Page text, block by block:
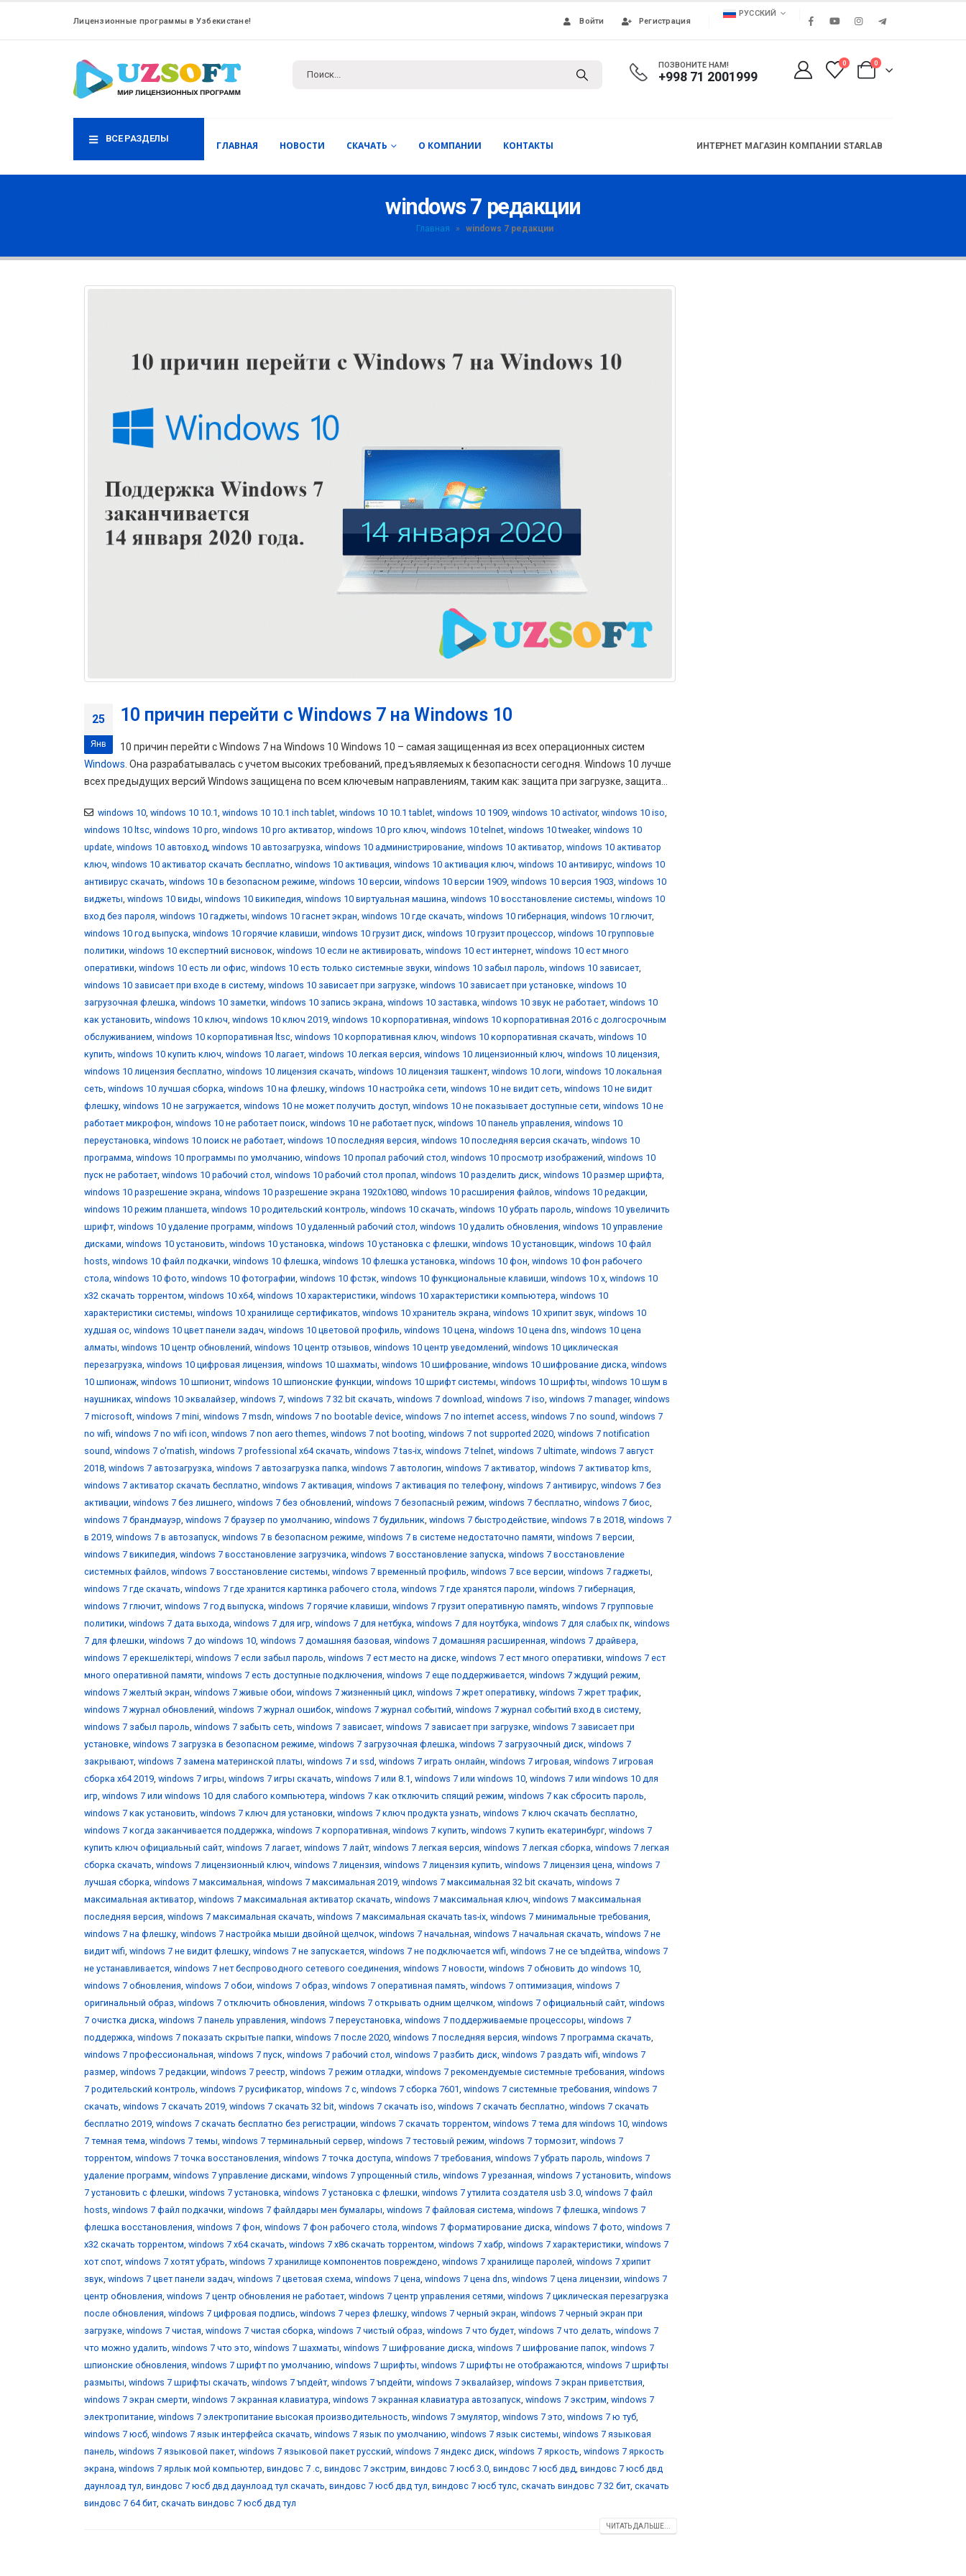
Лицензионные программы в Узбекистане! Войти Регистрация
РУССКИЙ
ПОЗВОНИТЕ НАМ!
+998 71 2001999
0 0
ВСЕ РАЗДЕЛЫ
ГЛАВНАЯ НОВОСТИ СКАЧАТЬ О КОМПАНИИ КОНТАКТЫ ИНТЕРНЕТ МАГАЗИН КОМПАНИИ STARLAB
windows 7 редакции
Главная » windows 7 редакции
25
Янв
10 причин перейти с Windows 7 на Windows 10
10 причин перейти с Windows 7 на Windows 10 Windows 10 – самая защищенная из всех операционных систем
Windows . Она разрабатывалась с учетом высоких требований, предъявляемых к безопасности сегодня. Windows 10 лучше
всех предыдущих версий Windows защищена по всем ключевым направлениям, таким как: защита при загрузке, защита...
windows 10, windows 10 10.1, windows 10 10.1 inch tablet, windows 10 10.1 tablet, windows 10 1909, windows 10 activator, windows 10 iso,
windows 10 ltsc, windows 10 pro, windows 10 pro активатор, windows 10 pro ключ, windows 10 telnet, windows 10 tweaker, windows 10
update, windows 10 автовход, windows 10 автозагрузка, windows 10 администрирование, windows 10 активатор, windows 10 активатор
ключ, windows 10 активатор скачать бесплатно, windows 10 активация, windows 10 активация ключ, windows 10 антивирус, windows 10
антивирус скачать, windows 10 в безопасном режиме, windows 10 версии, windows 10 версии 1909, windows 10 версия 1903, windows 10
виджеты, windows 10 виды, windows 10 википедия, windows 10 виртуальная машина, windows 10 восстановление системы, windows 10
вход без пароля, windows 10 гаджеты, windows 10 гаснет экран, windows 10 где скачать, windows 10 гибернация, windows 10 глючит,
windows 10 год выпуска, windows 10 горячие клавиши, windows 10 грузит диск, windows 10 грузит процессор, windows 10 групповые
политики, windows 10 експертний висновок, windows 10 если не активировать, windows 10 ест интернет, windows 10 ест много
оперативки, windows 10 есть ли офис, windows 10 есть только системные звуки, windows 10 забыл пароль, windows 10 зависает,
windows 10 зависает при входе в систему, windows 10 зависает при загрузке, windows 10 зависает при установке, windows 10
загрузочная флешка, windows 10 заметки, windows 10 запись экрана, windows 10 заставка, windows 10 звук не работает, windows 10
как установить, windows 10 ключ, windows 10 ключ 2019, windows 10 корпоративная, windows 10 корпоративная 2016 с долгосрочным
обслуживанием, windows 10 корпоративная ltsc, windows 10 корпоративная ключ, windows 10 корпоративная скачать, windows 10
купить, windows 10 купить ключ, windows 10 лагает, windows 10 легкая версия, windows 10 лицензионный ключ, windows 10 лицензия,
windows 10 лицензия бесплатно, windows 10 лицензия скачать, windows 10 лицензия ташкент, windows 10 логи, windows 10 локальная
сеть, windows 10 лучшая сборка, windows 10 на флешку, windows 10 настройка сети, windows 10 не видит сеть, windows 10 не видит
флешку, windows 10 не загружается, windows 10 не может получить доступ, windows 10 не показывает доступные сети, windows 10 не
работает микрофон, windows 10 не работает поиск, windows 10 не работает пуск, windows 10 панель управления, windows 10
переустановка, windows 10 поиск не работает, windows 10 последняя версия, windows 10 последняя версия скачать, windows 10
программа, windows 10 программы по умолчанию, windows 10 пропал рабочий стол, windows 10 просмотр изображений, windows 10
пуск не работает, windows 10 рабочий стол, windows 10 рабочий стол пропал, windows 10 разделить диск, windows 10 размер шрифта,
windows 10 разрешение экрана, windows 10 разрешение экрана 1920x1080, windows 10 расширения файлов, windows 10 редакции,
windows 10 режим планшета, windows 10 родительский контроль, windows 10 скачать, windows 10 убрать пароль, windows 10 увеличить
шрифт, windows 10 удаление программ, windows 10 удаленный рабочий стол, windows 10 удалить обновления, windows 10 управление
дисками, windows 10 установить, windows 10 установка, windows 10 установка с флешки, windows 10 установщик, windows 10 файл
hosts, windows 10 файл подкачки, windows 10 флешка, windows 10 флешка установка, windows 10 фон, windows 10 фон рабочего
стола, windows 10 фото, windows 10 фотографии, windows 10 фстэк, windows 10 функциональные клавиши, windows 10 х, windows 10
х32 скачать торрентом, windows 10 х64, windows 10 характеристики, windows 10 характеристики компьютера, windows 10
характеристики системы, windows 10 хранилище сертификатов, windows 10 хранитель экрана, windows 10 хрипит звук, windows 10
худшая ос, windows 10 цвет панели задач, windows 10 цветовой профиль, windows 10 цена, windows 10 цена dns, windows 10 цена
алматы, windows 10 центр обновлений, windows 10 центр отзывов, windows 10 центр уведомлений, windows 10 циклическая
перезагрузка, windows 10 цифровая лицензия, windows 10 шахматы, windows 10 шифрование, windows 10 шифрование диска, windows
10 шпионаж, windows 10 шпионит, windows 10 шпионские функции, windows 10 шрифт системы, windows 10 шрифты, windows 10 шум в
наушниках, windows 10 эквалайзер, windows 7, windows 7 32 bit скачать, windows 7 download, windows 7 iso, windows 7 manager, windows
7 microsoft, windows 7 mini, windows 7 msdn, windows 7 no bootable device, windows 7 no internet access, windows 7 no sound, windows 7
no wifi, windows 7 no wifi icon, windows 7 non aero themes, windows 7 not booting, windows 7 not supported 2020, windows 7 notification
sound, windows 7 o'rnatish, windows 7 professional x64 скачать, windows 7 tas-ix, windows 7 telnet, windows 7 ultimate, windows 7 август
2018, windows 7 автозагрузка, windows 7 автозагрузка папка, windows 7 автологин, windows 7 активатор, windows 7 активатор kms,
windows 7 активатор скачать бесплатно, windows 7 активация, windows 7 активация по телефону, windows 7 антивирус, windows 7 без
активации, windows 7 без лишнего, windows 7 без обновлений, windows 7 безопасный режим, windows 7 бесплатно, windows 7 биос,
windows 7 брандмауэр, windows 7 браузер по умолчанию, windows 7 будильник, windows 7 быстродействие, windows 7 в 2018, windows 7
в 2019, windows 7 в автозапуск, windows 7 в безопасном режиме, windows 7 в системе недостаточно памяти, windows 7 версии,
windows 7 википедия, windows 7 восстановление загрузчика, windows 7 восстановление запуска, windows 7 восстановление
системных файлов, windows 7 восстановление системы, windows 7 временный профиль, windows 7 все версии, windows 7 гаджеты,
windows 7 где скачать, windows 7 где хранится картинка рабочего стола, windows 7 где хранятся пароли, windows 7 гибернация,
windows 7 глючит, windows 7 год выпуска, windows 7 горячие клавиши, windows 7 грузит оперативную память, windows 7 групповые
политики, windows 7 дата выхода, windows 7 для игр, windows 7 для нетбука, windows 7 для ноутбука, windows 7 для слабых пк, windows
7 для флешки, windows 7 до windows 10, windows 7 домашняя базовая, windows 7 домашняя расширенная, windows 7 драйвера,
windows 7 ерекшеліктері, windows 7 если забыл пароль, windows 7 ест место на диске, windows 7 ест много оперативки, windows 7 ест
много оперативной памяти, windows 7 есть доступные подключения, windows 7 еще поддерживается, windows 7 ждущий режим,
windows 7 желтый экран, windows 7 живые обои, windows 7 жизненный цикл, windows 7 жрет оперативку, windows 7 жрет трафик,
windows 7 журнал обновлений, windows 7 журнал ошибок, windows 7 журнал событий, windows 7 журнал событий вход в систему,
windows 7 забыл пароль, windows 7 забыть сеть, windows 7 зависает, windows 7 зависает при загрузке, windows 7 зависает при
установке, windows 7 загрузка в безопасном режиме, windows 7 загрузочная флешка, windows 7 загрузочный диск, windows 7
закрывают, windows 7 замена материнской платы, windows 7 и ssd, windows 7 играть онлайн, windows 7 игровая, windows 7 игровая
сборка x64 2019, windows 7 игры, windows 7 игры скачать, windows 7 или 8.1, windows 7 или windows 10, windows 7 или windows 10 для
игр, windows 7 или windows 10 для слабого компьютера, windows 7 как отключить спящий режим, windows 7 как сбросить пароль,
windows 7 как установить, windows 7 ключ для установки, windows 7 ключ продукта узнать, windows 7 ключ скачать бесплатно,
windows 7 когда заканчивается поддержка, windows 7 корпоративная, windows 7 купить, windows 7 купить екатеринбург, windows 7
купить ключ официальный сайт, windows 7 лагает, windows 7 лайт, windows 7 легкая версия, windows 7 легкая сборка, windows 7 легкая
сборка скачать, windows 7 лицензионный ключ, windows 7 лицензия, windows 7 лицензия купить, windows 7 лицензия цена, windows 7
лучшая сборка, windows 7 максимальная, windows 7 максимальная 2019, windows 7 максимальная 32 bit скачать, windows 7
максимальная активатор, windows 7 максимальная активатор скачать, windows 7 максимальная ключ, windows 7 максимальная
последняя версия, windows 7 максимальная скачать, windows 7 максимальная скачать tas-ix, windows 7 минимальные требования,
windows 7 на флешку, windows 7 настройка мыши двойной щелчок, windows 7 начальная, windows 7 начальная скачать, windows 7 не
видит wifi, windows 7 не видит флешку, windows 7 не запускается, windows 7 не подключается wifi, windows 7 не се ъпдейтва, windows 7
не устанавливается, windows 7 нет беспроводного сетевого соединения, windows 7 новости, windows 7 обновить до windows 10,
windows 7 обновления, windows 7 обои, windows 7 образ, windows 7 оперативная память, windows 7 оптимизация, windows 7
оригинальный образ, windows 7 отключить обновления, windows 7 открывать одним щелчком, windows 7 официальный сайт, windows
7 очистка диска, windows 7 панель управления, windows 7 переустановка, windows 7 поддерживаемые процессоры, windows 7
поддержка, windows 7 показать скрытые папки, windows 7 после 2020, windows 7 последняя версия, windows 7 программа скачать,
windows 7 профессиональная, windows 7 пуск, windows 7 рабочий стол, windows 7 разбить диск, windows 7 раздать wifi, windows 7
размер, windows 7 редакции, windows 7 реестр, windows 7 режим отладки, windows 7 рекомендуемые системные требования, windows
7 родительский контроль, windows 7 русификатор, windows 7 с, windows 7 сборка 7601, windows 7 системные требования, windows 7
скачать, windows 7 скачать 2019, windows 7 скачать 32 bit, windows 7 скачать iso, windows 7 скачать бесплатно, windows 7 скачать
бесплатно 2019, windows 7 скачать бесплатно без регистрации, windows 7 скачать торрентом, windows 7 тема для windows 10, windows
7 темная тема, windows 7 темы, windows 7 терминальный сервер, windows 7 тестовый режим, windows 7 тормозит, windows 7
торрентом, windows 7 точка восстановления, windows 7 точка доступа, windows 7 требования, windows 7 убрать пароль, windows 7
удаление программ, windows 7 управление дисками, windows 7 упрощенный стиль, windows 7 урезанная, windows 7 установить, windows
7 установить с флешки, windows 7 установка, windows 7 установка с флешки, windows 7 утилита создателя usb 3.0, windows 7 файл
hosts, windows 7 файл подкачки, windows 7 файлдары мен бумалары, windows 7 файловая система, windows 7 флешка, windows 7
флешка восстановления, windows 7 фон, windows 7 фон рабочего стола, windows 7 форматирование диска, windows 7 фото, windows 7
х32 скачать торрентом, windows 7 х64 скачать, windows 7 х86 скачать торрентом, windows 7 хабр, windows 7 характеристики, windows 7
хот спот, windows 7 хотят убрать, windows 7 хранилище компонентов повреждено, windows 7 хранилище паролей, windows 7 хрипит
звук, windows 7 цвет панели задач, windows 7 цветовая схема, windows 7 цена, windows 7 цена dns, windows 7 цена лицензии, windows 7
центр обновления, windows 7 центр обновления не работает, windows 7 центр управления сетями, windows 7 циклическая перезагрузка
после обновления, windows 7 цифровая подпись, windows 7 через флешку, windows 7 черный экран, windows 7 черный экран при
загрузке, windows 7 чистая, windows 7 чистая сборка, windows 7 чистый образ, windows 7 что будет, windows 7 что делать, windows 7
что можно удалить, windows 7 что это, windows 7 шахматы, windows 7 шифрование диска, windows 7 шифрование папок, windows 7
шпионские обновления, windows 7 шрифт по умолчанию, windows 7 шрифты, windows 7 шрифты не отображаются, windows 7 шрифты
размыты, windows 7 шрифты скачать, windows 7 ъпдейт, windows 7 ъпдейти, windows 7 эквалайзер, windows 7 экран приветствия,
windows 7 экран смерти, windows 7 экранная клавиатура, windows 7 экранная клавиатура автозапуск, windows 7 экстрим, windows 7
электропитание, windows 7 электропитание высокая производительность, windows 7 эмулятор, windows 7 это, windows 7 ю туб,
windows 7 юсб, windows 7 язык интерфейса скачать, windows 7 язык по умолчанию, windows 7 язык системы, windows 7 языковая
панель, windows 7 языковой пакет, windows 7 языковой пакет русский, windows 7 яндекс диск, windows 7 яркость, windows 7 яркость
экрана, windows 7 ярлык мой компьютер, виндовс 7 .с, виндовс 7 экстрим, виндовс 7 юсб 3.0, виндовс 7 юсб двд, виндовс 7 юсб двд
даунлоад тул, виндовс 7 юсб двд даунлоад тул скачать, виндовс 7 юсб двд тул, виндовс 7 юсб тулс, скачать виндовс 7 32 бит, скачать
виндовс 7 64 бит, скачать виндовс 7 юсб двд тул
ЧИТАТЬ ДАЛЬШЕ...